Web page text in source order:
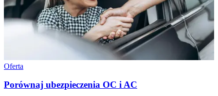
Oferta
Porównaj ubezpieczenia OC i AC